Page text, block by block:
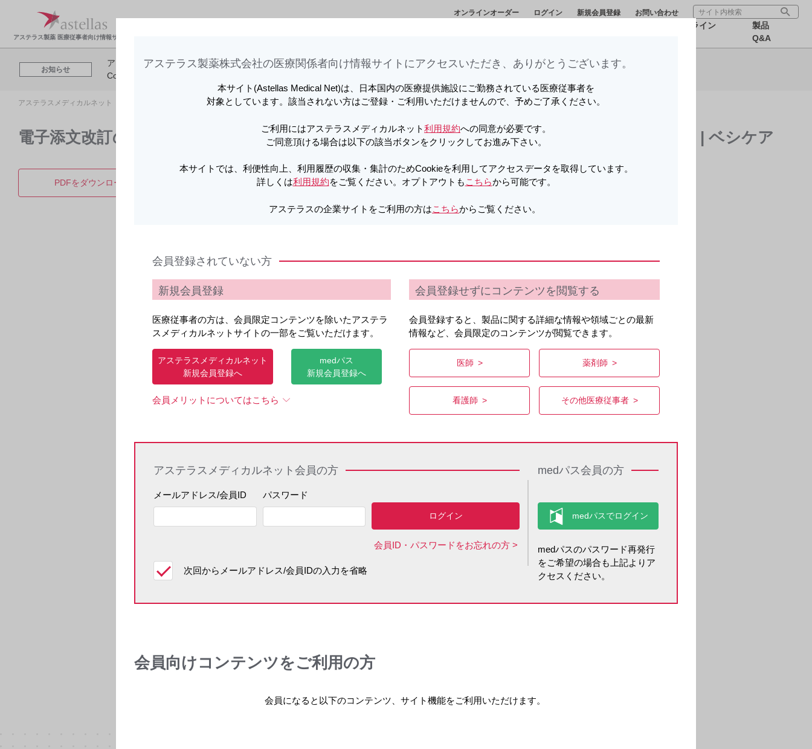
アステラス製薬 医療従事者向け情報サイト
オンラインオーダー ログイン 新規会員登録 お問い合わせ
オンライン
製品
Q&A
お知らせ
アステラスメディカルネットでは、利便性向上、利用履歴の収集・集計のため
Cookieを利用してアクセスデータを取得しています。詳しくは
アステラスメディカルネット トップ ベシケア錠2.5mg・錠5mg PDF
電子添文改訂のお知らせ | ベシケア錠2.5mg・5mg 使用上の注意改訂のお知らせ（2008年2月） | ベシケア
PDFをダウンロード 製品詳細 製品Q&A
アステラス製薬株式会社の医療関係者向け情報サイトに​アクセスいただき、ありがとうございます。​
本サイト(Astellas Medical Net)は、日本国内の医療提供施設にご勤務されている医療従事者を
対象としています。該当されない方はご登録・ご利用いただけませんので、予めご了承ください。
ご利用にはアステラスメディカルネット利用規約への同意が必要です。
ご同意頂ける場合は以下の該当ボタンをクリックしてお進み下さい。
本サイトでは、利便性向上、利用履歴の収集・集計のためCookieを利用してアクセスデータを取得しています。
詳しくは利用規約をご覧ください。オプトアウトも こちらから可能です。
アステラスの企業サイトをご利用の方はこちらからご覧ください。
会員登録されていない方
新規会員登録
医療従事者の方は、会員限定コンテンツを除いたアステラ
スメディカルネットサイトの一部をご覧いただけます。
アステラスメディカルネット
新規会員登録へ
medパス
新規会員登録へ
会員メリットについてはこちら
会員登録せずにコンテンツを閲覧する
会員登録すると、製品に関する詳細な情報や領域ごとの最新
情報など、会員限定のコンテンツが閲覧できます。
医師 薬剤師
看護師 その他医療従事者
アステラスメディカルネット会員の方
メールアドレス/会員ID パスワード
会員ID・パスワードをお忘れの方
次回からメールアドレス/会員IDの入力を省略
medパス会員の方
medパスのパスワード再発行
をご希望の場合も上記よりア
クセスください。
会員向けコンテンツをご利用の方
会員になると以下のコンテンツ、サイト機能をご利用いただけます。